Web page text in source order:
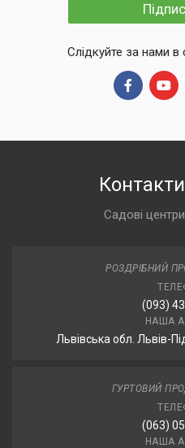
Слідкуйте за нами
Контакти
Садові
РОЗДРІБНИЙ
(093)
НАША
Львівська обл. Львів-
ГУРТОВИЙ
(063)
НАША